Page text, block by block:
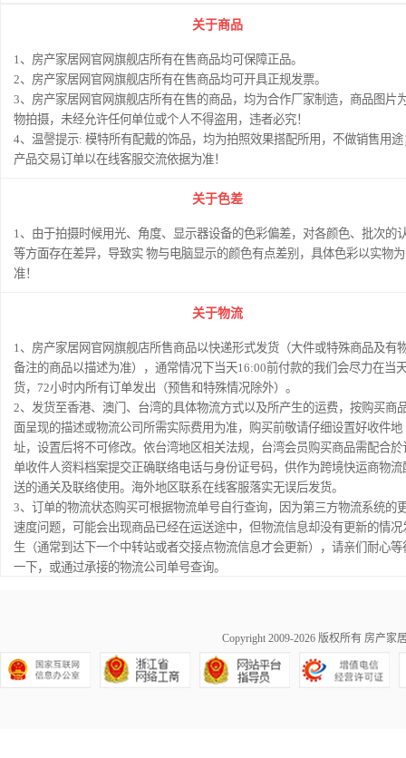
关于商品
1、房产家居网官网旗舰店所有在售商品均可保障正品。
2、房产家居网官网旗舰店所有在售商品均可开具正规发票。
3、房产家居网官网旗舰店所有在售的商品，均为合作厂家制造，商品图片
物拍摄，未经允许任何单位或个人不得盗用，违者必究！
4、温謦提示: 模特所有配戴的饰品，均为拍照效果搭配所用，不做销售用途
产品交易订单以在线客服交流依据为准！
关于色差
1、由于拍摄时候用光、角度、显示器设备的色彩偏差，对各颜色、批次的
等方面存在差异，导致实 物与电脑显示的颜色有点差别，具体色彩以实物为
准！
关于物流
1、房产家居网官网旗舰店所售商品以快递形式发货（大件或特殊商品及有
备注的商品以描述为准），通常情况下当天16:00前付款的我们会尽力在当
货，72小时内所有订单发出（预售和特殊情况除外）。
2、发货至香港、澳门、台湾的具体物流方式以及所产生的运费，按购买商
面呈现的描述或物流公司所需实际费用为准，购买前敬请仔细设置好收件地
址，设置后将不可修改。依台湾地区相关法规，台湾会员购买商品需配合於
单收件人资料档案提交正确联络电话与身份证号码，供作为跨境快运商物流
送的通关及联络使用。海外地区联系在线客服落实无误后发货。
3、订单的物流状态购买可根据物流单号自行查询，因为第三方物流系统的
速度问题，可能会出现商品已经在运送途中，但物流信息却没有更新的情况
生（通常到达下一个中转站或者交接点物流信息才会更新），请亲们耐心等
一下，或通过承接的物流公司单号查询。
Copyright 2009-2026 版权所有 房产家